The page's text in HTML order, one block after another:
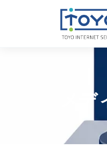
メ